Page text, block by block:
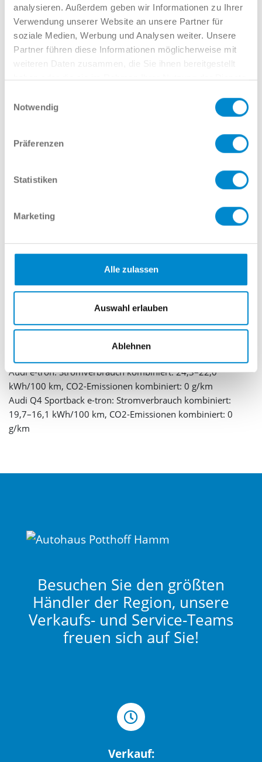
analysieren. Außerdem geben wir Informationen zu Ihrer
Verwendung unserer Website an unsere Partner für
soziale Medien, Werbung und Analysen weiter. Unsere
Partner führen diese Informationen möglicherweise mit
weiteren Daten zusammen, die Sie ihnen bereitgestellt
haben oder die sie im Rahmen Ihrer Nutzung der Dienste
Notwendig
Präferenzen
Statistiken
Marketing
Alle zulassen
Auswahl erlauben
Ablehnen
Weitere Bilder laden
18,8 kWh/100 km, CO2-Emissionen kombiniert: 0 g/km
Audi RS e-tron GT: Stromverbrauch kombiniert: 20,2–19,3
Audi e-tron: Stromverbrauch kombiniert: 24,3–22,0
kWh/100 km, CO2-Emissionen kombiniert: 0 g/km
Audi Q4 Sportback e-tron: Stromverbrauch kombiniert:
19,7–16,1 kWh/100 km, CO2-Emissionen kombiniert: 0
g/km
Besuchen Sie den größten
Händler der Region, unsere
Verkaufs- und Service-Teams
freuen sich auf Sie!
Verkauf: